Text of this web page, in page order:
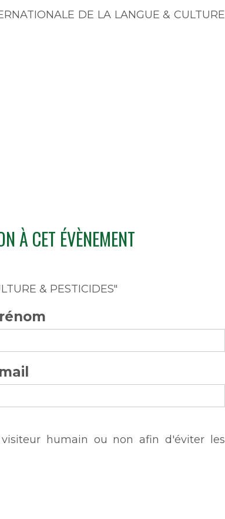
DE LA LANGUE & CULTURE
À CET ÉVÈNEMENT
& PESTICIDES"
humain ou non afin d'éviter les